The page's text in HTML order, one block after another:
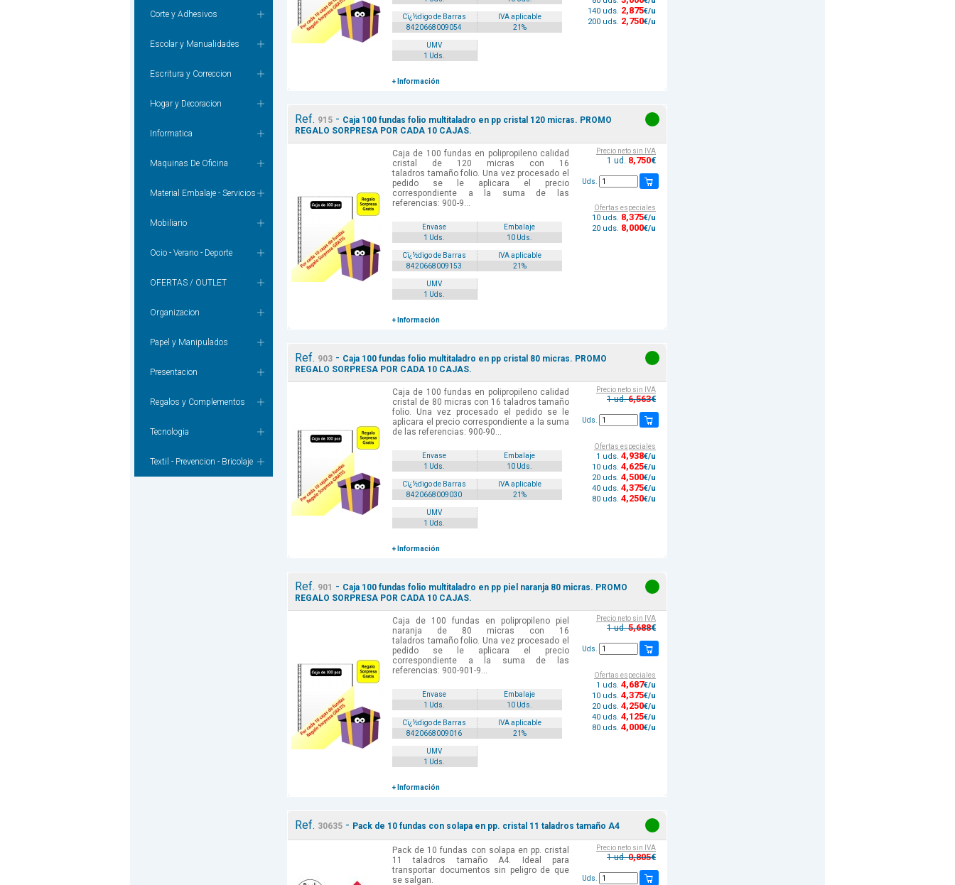
Corte y Adhesivos
Escolar y Manualidades
Escritura y Correccion
Hogar y Decoracion
Informatica
Maquinas De Oficina
Material Embalaje - Servicios
Mobiliario
Ocio - Verano - Deporte
OFERTAS / OUTLET
Organizacion
Papel y Manipulados
Presentacion
Regalos y Complementos
Tecnologia
Textil - Prevencion - Bricolaje
Cï¿½digo de Barras
IVA aplicable
8420668009054
21%
UMV
1 Uds.
+ Información
140 uds. 2,875€/u
200 uds. 2,750€/u
Ref. 915 - Caja 100 fundas folio multitaladro en pp cristal 120 micras. PROMO
REGALO SORPRESA POR CADA 10 CAJAS.
Caja de 100 fundas en polipropileno calidad
cristal de 120 micras con 16
taladros tamaño folio. Una vez procesado el
pedido se le aplicara el precio
correspondiente a la suma de las
referencias: 900-9...
Envase
Embalaje
1 Uds.
10 Uds.
Cï¿½digo de Barras
IVA aplicable
8420668009153
21%
UMV
1 Uds.
+ Información
Precio neto sin IVA
1 ud. 8,750€
Uds.
Ofertas especiales
10 uds. 8,375€/u
20 uds. 8,000€/u
Ref. 903 - Caja 100 fundas folio multitaladro en pp cristal 80 micras. PROMO
REGALO SORPRESA POR CADA 10 CAJAS.
Caja de 100 fundas en polipropileno calidad
cristal de 80 micras con 16 taladros tamaño
folio. Una vez procesado el pedido se le
aplicara el precio correspondiente a la suma
de las referencias: 900-90...
Envase
Embalaje
1 Uds.
10 Uds.
Cï¿½digo de Barras
IVA aplicable
8420668009030
21%
UMV
1 Uds.
+ Información
Precio neto sin IVA
1 ud.6,563€
Uds.
Ofertas especiales
1 uds. 4,938€/u
10 uds. 4,625€/u
20 uds. 4,500€/u
40 uds. 4,375€/u
80 uds. 4,250€/u
Ref. 901 - Caja 100 fundas folio multitaladro en pp piel naranja 80 micras. PROMO
REGALO SORPRESA POR CADA 10 CAJAS.
Caja de 100 fundas en polipropileno piel
naranja de 80 micras con 16
taladros tamaño folio. Una vez procesado el
pedido se le aplicara el precio
correspondiente a la suma de las
referencias: 900-901-9...
Envase
Embalaje
1 Uds.
10 Uds.
Cï¿½digo de Barras
IVA aplicable
8420668009016
21%
UMV
1 Uds.
+ Información
Precio neto sin IVA
1 ud.5,688€
Uds.
Ofertas especiales
1 uds. 4,687€/u
10 uds. 4,375€/u
20 uds. 4,250€/u
40 uds. 4,125€/u
80 uds. 4,000€/u
Ref. 30635 - Pack de 10 fundas con solapa en pp. cristal 11 taladros tamaño A4
Pack de 10 fundas con solapa en pp. cristal
11 taladros tamaño A4. Ideal para
transportar documentos sin peligro de que
se salgan.
Precio neto sin IVA
1 ud.0,805€
Uds.